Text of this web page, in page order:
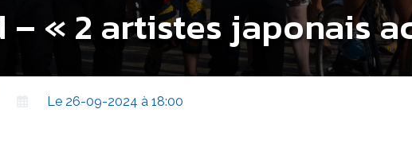
– « 2 artistes japonais
Le 26-09-2024 à 18:00